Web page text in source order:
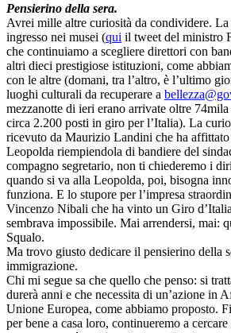
Pensierino della sera.
Avrei mille altre curiosità da condividere.
ingresso nei musei (qui il tweet del ministro
che continuiamo a scegliere direttori con
altri dieci prestigiose istituzioni, come
con le altre (domani, tra l’altro, è l’ultimo
luoghi culturali da recuperare a
mezzanotte di ieri erano arrivate oltre
circa 2.200 posti in giro per l’Italia). La
ricevuto da Maurizio Landini che ha
Leopolda riempiendola di bandiere del
compagno segretario, non ti chiederemo i
quando si va alla Leopolda, poi, bisogna
funziona. E lo stupore per l’impresa
Vincenzo Nibali che ha vinto un Giro
sembrava impossibile. Mai arrendersi, mai:
Squalo.
Ma trovo giusto dedicare il pensierino della
immigrazione.
Chi mi segue sa che quello che penso: si
durerà anni e che necessita di un’azione in
Unione Europea, come abbiamo proposto.
per bene a casa loro, continueremo a